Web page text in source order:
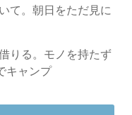
て。朝日をただ見に
りる。モノを持たず
キャンプ